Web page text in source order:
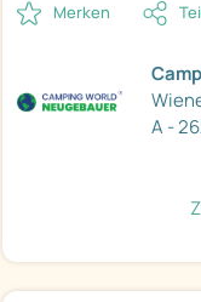
Merken
A -